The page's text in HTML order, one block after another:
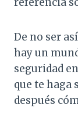
De no ser
hay un
seguridad
que te haga
después